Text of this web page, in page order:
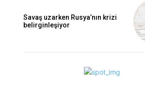
Savaş uzarken Rusya’nın krizi
belirginleşiyor